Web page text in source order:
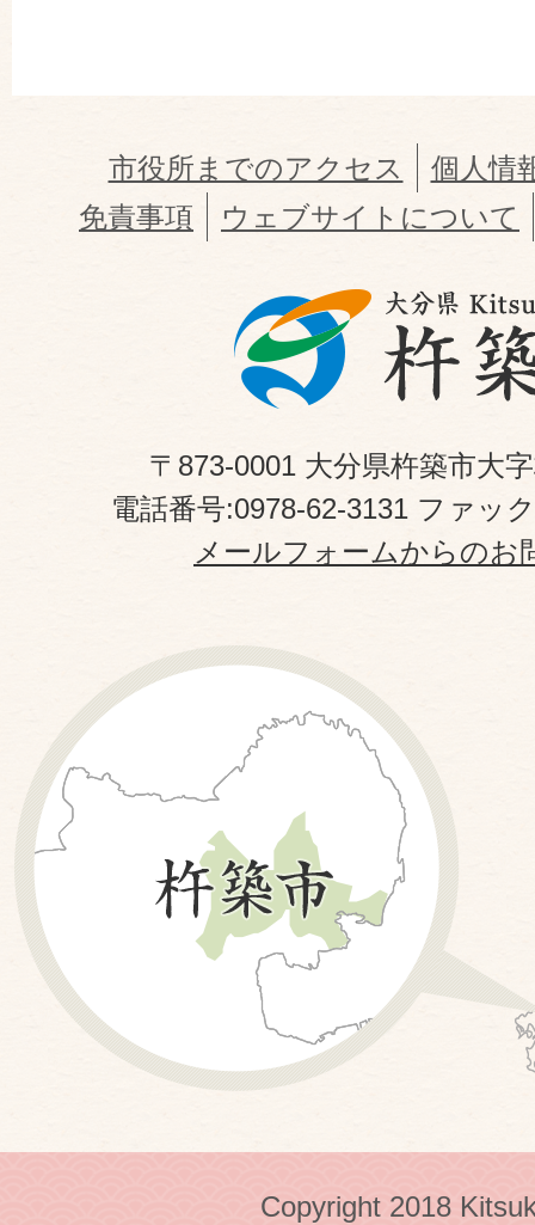
市役所までのアクセス
個人情
免責事項
ウェブサイトについて
〒873-0001 大分県杵築市大
電話番号:0978-62-3131 ファッ
メールフォームからのお
Copyright 2018